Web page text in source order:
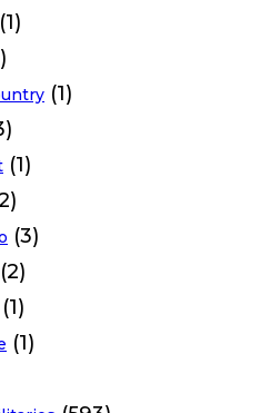
(1)
(1)
(1)
(3)
(2)
(1)
(1)